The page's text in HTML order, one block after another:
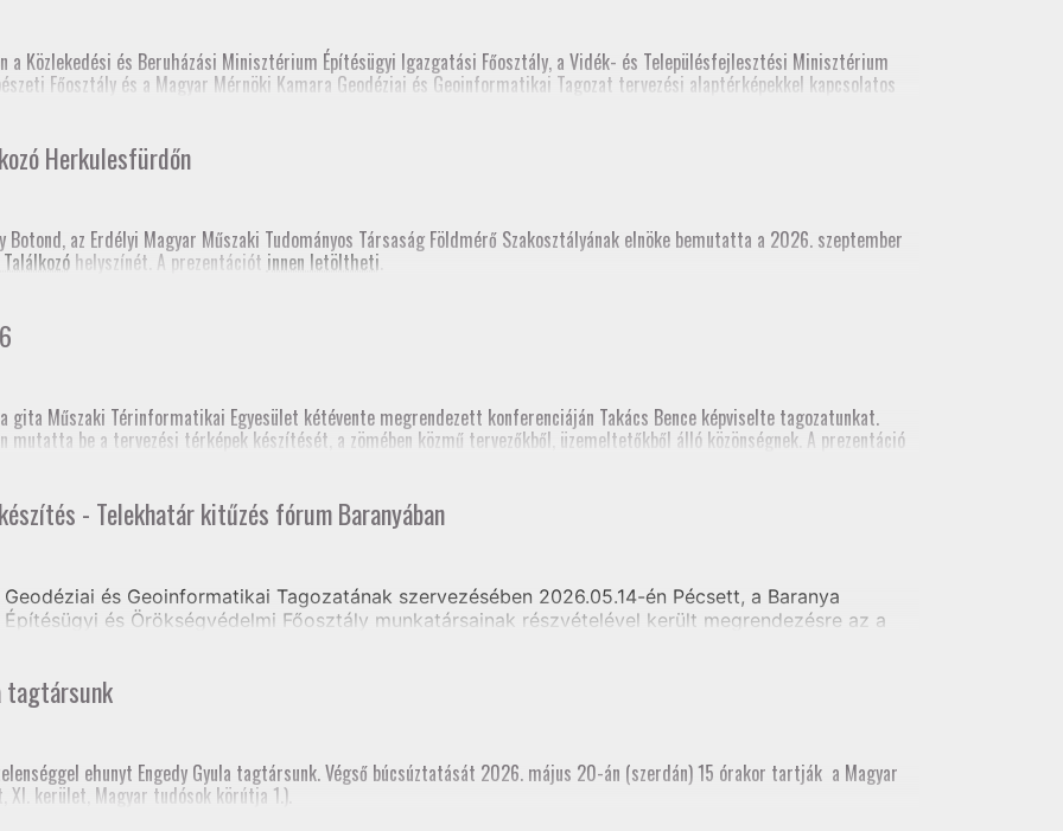
a Közlekedési és Beruházási Minisztérium Építésügyi Igazgatási Főosztály, a Vidék- és Településfejlesztési Minisztérium
Főosztály és a Magyar Mérnöki Kamara Geodéziai és Geoinformatikai Tagozat tervezési alaptérképekkel kapcsolatos
elnöksége nagyon sok tájékoztatón és fórumon tartott előadást a tervezési alaptérképekről. A legutolsó előadás
Fórum a szakcsoport szervezésében, szakmagyakorlók, kormányhivatal (építési és földhivatali területről), építész kamara
Fórum a szakcsoport szervezésében, kormányhivatal (építési és földhivatali területről), építész kamara részvételével
Főosztályvezetők Értekezlete (online, mintegy 240 fő földhivatali munkatárs részvételével)
Esztergom
szakmai továbbképzés (teljes megyei földhivatali részvétellel)
Szakfelügyelői Értekezlet (online, mintegy 70 fő részvételével)
Herkulesfürdőn
az Erdélyi Magyar Műszaki Tudományos Társaság Földmérő Szakosztályának elnöke bemutatta a 2026. szeptember
helyszínét. A prezentációt innen letöltheti
gita Műszaki Térinformatikai Egyesület kétévente megrendezett konferenciáján Takács Bence képviselte tagozatunkat.
mutatta be a tervezési térképek készítését, a zömében közmű tervezőkből, üzemeltetőkből álló közönségnek. A prezentáció
volt, hogy a jelenlegi tagozati elnök mellett három korábbi elnök is részt vett.
- Telekhatár kitűzés fórum Baranyában
és Geoinformatikai Tagozatának szervezésében 2026.05.14-én Pécsett, a Baranya
és Örökségvédelmi Főosztály munkatársainak részvételével került megrendezésre az a
tagtársunk
ehunyt Engedy Gyula tagtársunk. Végső búcsúztatását 2026. május 20-án (szerdán) 15 órakor tartják a Magyar
XI. kerület, Magyar tudósok körútja 1.).